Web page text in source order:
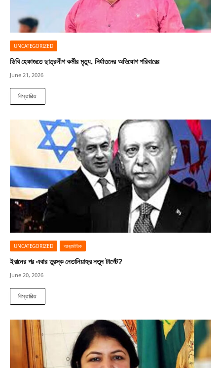
UNCATEGORIZED
ডিবি হেফাজতে ছাত্রলীগ কর্মীর মৃত্যু, নির্যাতনের অভিযোগ পরিবারের
June 21, 2026
বিস্তারিত
UNCATEGORIZED আন্তর্জাতিক
ইরানের পর এবার তুরস্ক নেতানিয়াহুর নতুন টার্গেট?
June 20, 2026
বিস্তারিত